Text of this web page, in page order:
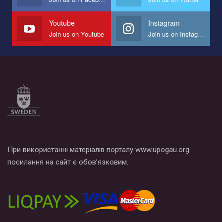
наш план по борьбе с насилием и дискриминацией на почве
СОГИ в Украине.
Все, что вам нужно сделать - это зайти на наш канал YouTube
по этой ссылке и поставить лайк под видео.
Youtube
Join us on Youtube
Instagram
Join us on Instagram
При використанні матеріалів порталу www.upogau.org
посилання на сайт є обов’язковим.